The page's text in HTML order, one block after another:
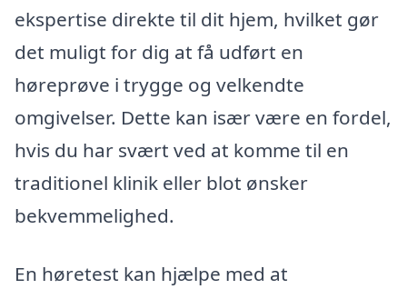
ekspertise direkte til dit hjem, hvilket gør
det muligt for dig at få udført en
høreprøve i trygge og velkendte
omgivelser. Dette kan især være en fordel,
hvis du har svært ved at komme til en
traditionel klinik eller blot ønsker
bekvemmelighed.
En høretest kan hjælpe med at